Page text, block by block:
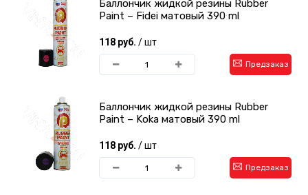
Баллончик жидкой резины Rubber
Paint – Fidei матовый 390 ml
118 руб. / шт
Предзаказ
Баллончик жидкой резины Rubber
Paint – Koka матовый 390 ml
118 руб. / шт
Предзаказ